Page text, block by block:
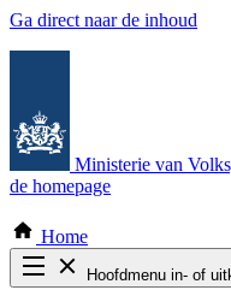
Ga direct naar de inhoud
Ministerie van
de homepage
Home
Hoofdmenu in- of